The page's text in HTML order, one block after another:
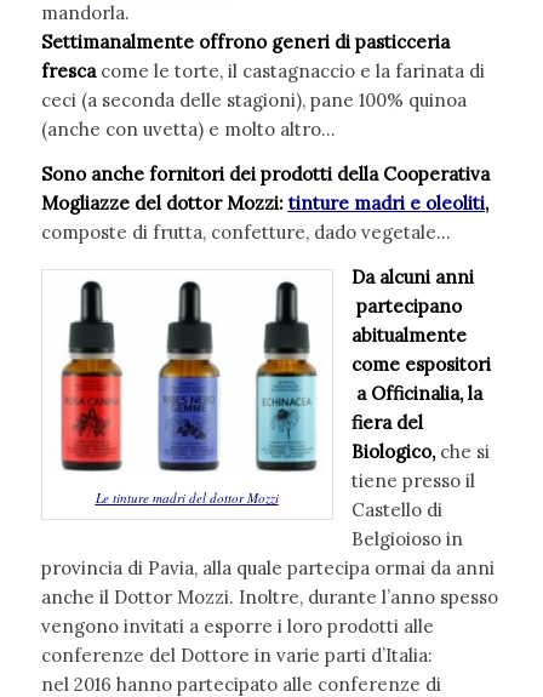
mandorla.
Settimanalmente offrono generi di pasticceria
fresca come le torte, il castagnaccio e la farinata di
ceci (a seconda delle stagioni), pane 100% quinoa
(anche con uvetta) e molto altro…
Sono anche fornitori dei prodotti della Cooperativa
Mogliazze del dottor Mozzi: tinture madri e oleoliti,
composte di frutta, confetture, dado vegetale…
Le tinture madri del dottor Mozzi
Da alcuni anni
partecipano
abitualmente
come espositori
a Officinalia, la
fiera del
Biologico,che si
tiene presso il
Castello di
Belgioioso in
provincia di Pavia, alla quale partecipa ormai da anni
anche il Dottor Mozzi. Inoltre, durante l’anno spesso
vengono invitati a esporre i loro prodotti alle
conferenze del Dottore in varie parti d’Italia:
nel 2016 hanno partecipato alle conferenze di